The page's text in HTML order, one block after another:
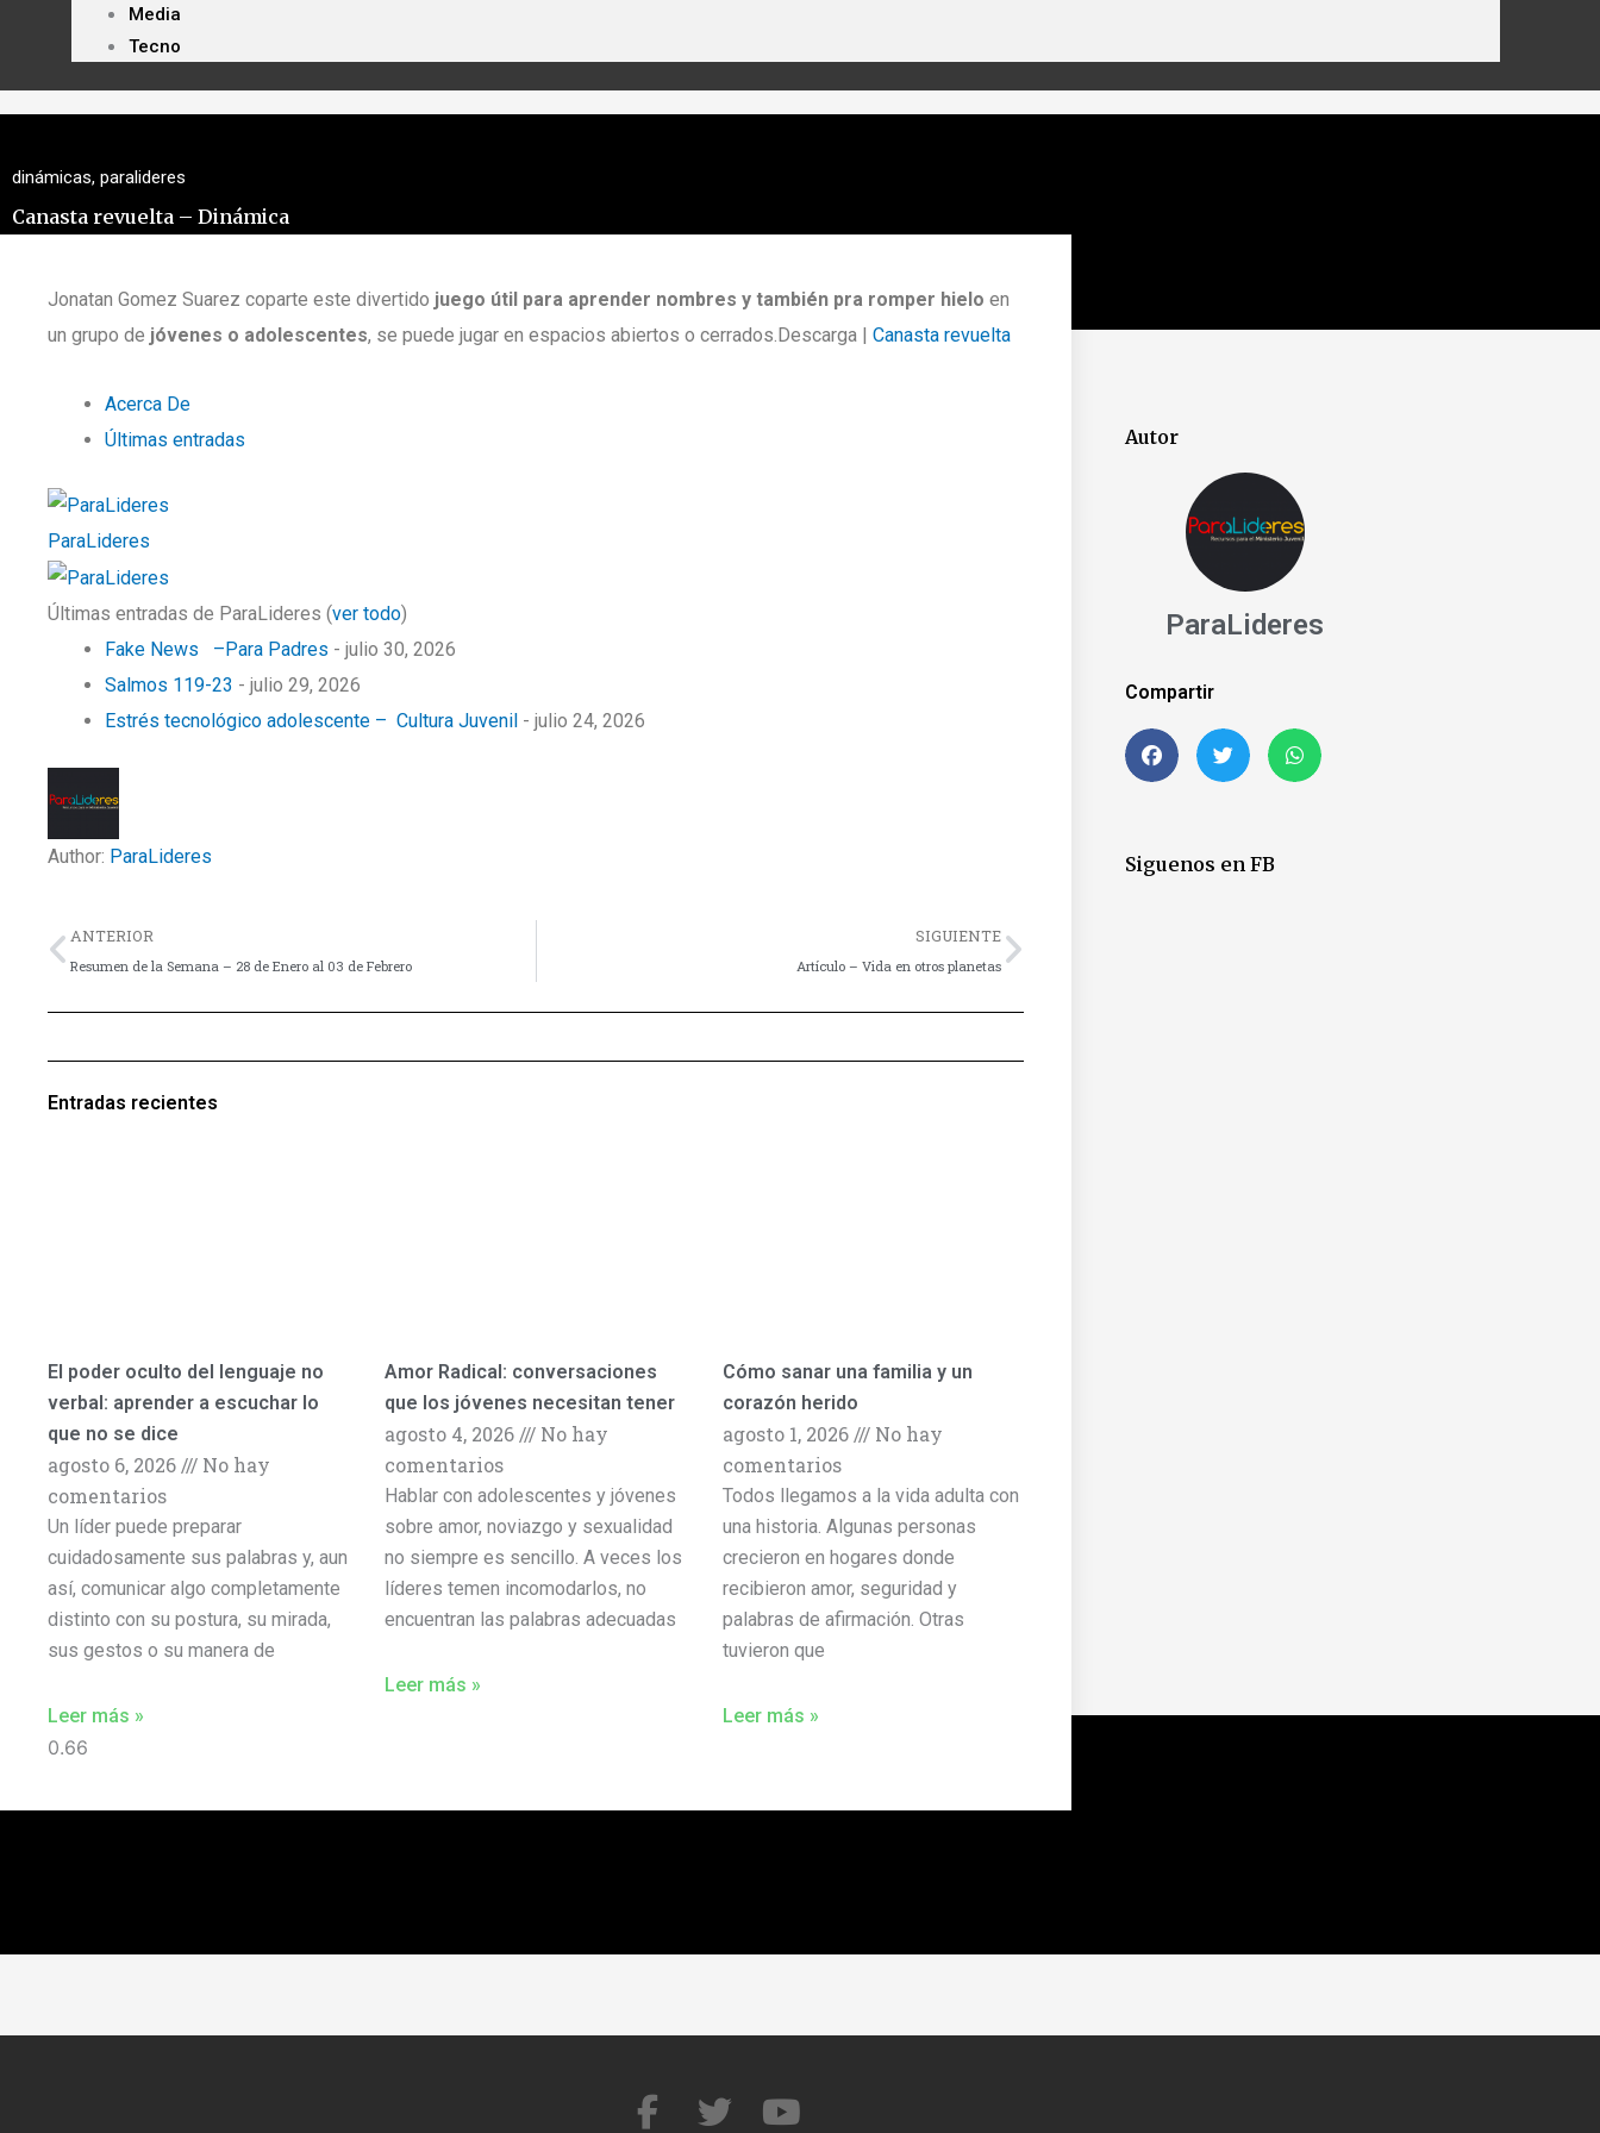
Media
Tecno
dinámicas, paralideres
Canasta revuelta – Dinámica
Jonatan Gomez Suarez coparte este divertido juego útil para aprender nombres y también pra romper hielo en
un grupo de jóvenes o adolescentes, se puede jugar en espacios abiertos o cerrados.Descarga | Canasta revuelta
Acerca De
Últimas entradas
ParaLideres
Últimas entradas de ParaLideres (ver todo)
Fake News –Para Padres - julio 30, 2026
Salmos 119-23 - julio 29, 2026
Estrés tecnológico adolescente – Cultura Juvenil - julio 24, 2026
Author: ParaLideres
Previo
ANTERIOR
Resumen de la Semana – 28 de Enero al 03 de Febrero
SIGUIENTE
Artículo – Vida en otros planetas
Next
Entradas recientes
El poder oculto del lenguaje no
verbal: aprender a escuchar lo
que no se dice
agosto 6, 2026
No hay
comentarios
Un líder puede preparar
cuidadosamente sus palabras y, aun
así, comunicar algo completamente
distinto con su postura, su mirada,
sus gestos o su manera de
Leer más »
Amor Radical: conversaciones
que los jóvenes necesitan tener
agosto 4, 2026
No hay
comentarios
Hablar con adolescentes y jóvenes
sobre amor, noviazgo y sexualidad
no siempre es sencillo. A veces los
líderes temen incomodarlos, no
encuentran las palabras adecuadas
Leer más »
Cómo sanar una familia y un
corazón herido
agosto 1, 2026
No hay
comentarios
Todos llegamos a la vida adulta con
una historia. Algunas personas
crecieron en hogares donde
recibieron amor, seguridad y
palabras de afirmación. Otras
tuvieron que
Leer más »
Autor
ParaLideres
Compartir
Siguenos en FB
F
T
Y